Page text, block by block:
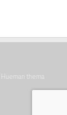
Hueman thema